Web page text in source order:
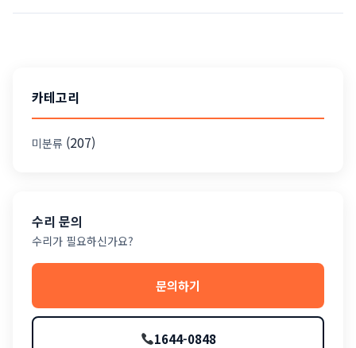
카테고리
미분류 (207)
수리 문의
수리가 필요하신가요?
문의하기
1644-0848